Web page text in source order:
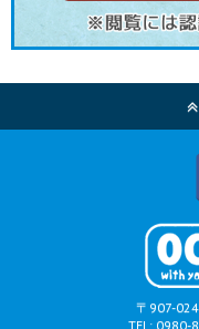
〒907-
TEL: 0980-